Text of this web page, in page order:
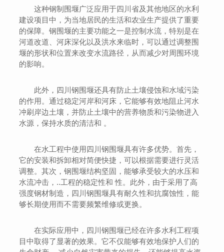
这种钢制围堰广泛应用于四川省及其他地区的水利
建设项目中，为当地居民的生活和农业生产提供了重要
的保障。钢围堰的主要功能之一是控制水流，特别是在
河道改道、河床深化以及洪水来临时，可以通过调整围
堰的形状和位置来改变水流路径，从而减少对周围环境
的影响。
此外，四川钢围堰还具有防止土壤侵蚀和水域污染
的作用。通过稳定河岸和河床，它能够有效地阻止河水
冲刷岸边土壤，并防止土壤中的营养物质和污染物进入
水源，保持水质的清洁和 。
在水工程中使用四川钢围堰具有许多优势。首先，
它的安装和拆卸相对简便快捷，可以根据需要进行灵活
调整。其次，钢围堰结构坚固，能够承受较大的水压和
水流冲击，..工程的稳定性和 性。此外，由于采用了高
强度钢材制造，四川钢围堰具有耐久性和抗腐蚀性，能
够长期使用而不需要频繁维修或更换。
在实际应用中，四川钢围堰已经在许多水利工程项
目中取得了显著的效果。它不仅能够有效地保护人们的